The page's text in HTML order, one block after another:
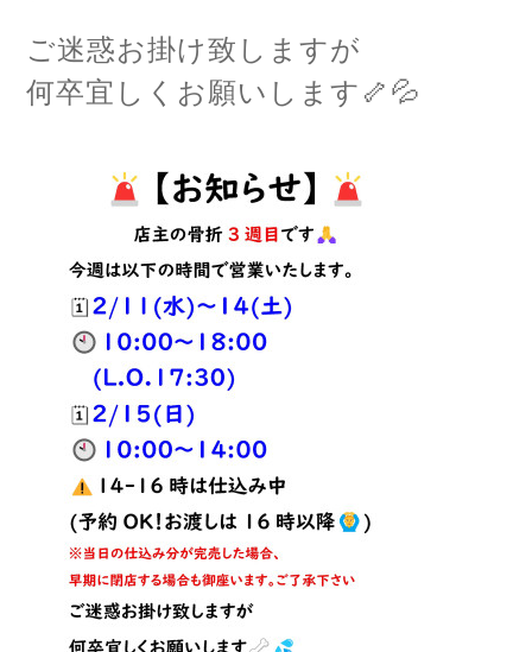
ご迷惑お掛け致しますが
何卒宜しくお願いします🦴💦